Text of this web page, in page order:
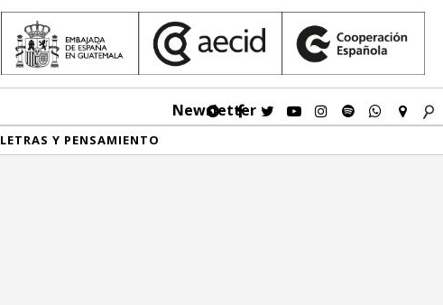
Newsletter
LETRAS Y PENSAMIENTO